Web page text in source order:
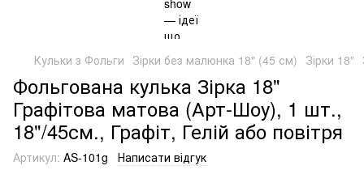
Кульки з Фольги Зірки без малюнка 18" (45 см) Зірки 18"
Фольгована кулька Зірка 18"
Графітова матова (Арт-Шоу), 1 шт.,
18"/45см., Графіт, Гелій або повітря
Артикул: AS-101g Написати відгук